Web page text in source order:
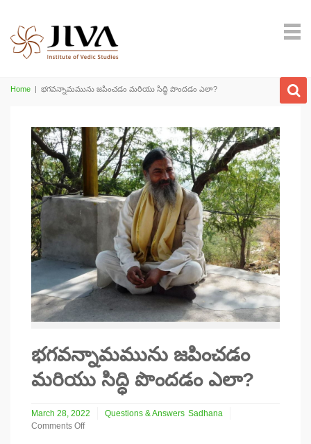
Home | భగవన్నామమును జపించడం మరియు సిద్ధి పొందడం ఎలా?
భగవన్నామమును జపించడం
మరియు సిద్ధి పొందడం ఎలా?
March 28, 2022 Questions & Answers Sadhana
Comments Off